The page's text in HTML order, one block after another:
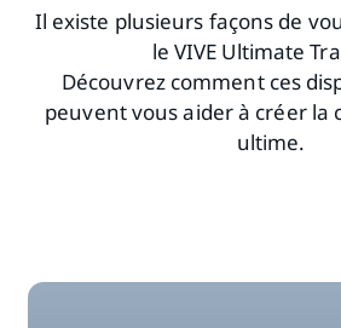
Il existe plusieurs façons de
le VIVE Ultimate
Découvrez comment ces
peuvent vous aider à créer la
ultime.